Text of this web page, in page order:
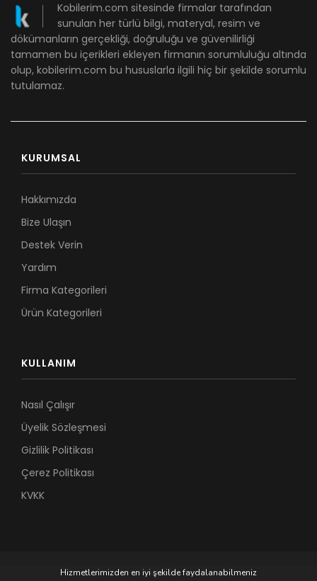
Kobilerim.com sitesinde firmalar tarafından
sunulan her türlü bilgi, materyal, resim ve
dökümanların gerçekliği, doğruluğu ve güvenilirliği
tamamen bu içerikleri ekleyen firmanın sorumluluğu altında
olup, kobilerim.com bu hususlarla ilgili hiç bir şekilde sorumlu
tutulamaz.
KURUMSAL
Hakkımızda
Bize Ulaşın
Destek Verin
Yardım
Firma Kategorileri
Ürün Kategorileri
KULLANIM
Nasıl Çalışır
Üyelik Sözleşmesi
Gizlilik Politikası
Çerez Politikası
KVKK
Hizmetlerimizden en iyi şekilde faydalanabilmeniz